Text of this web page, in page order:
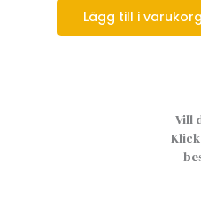
Lägg till i varukorg
Vill